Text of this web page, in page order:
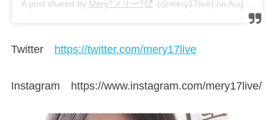
A post shared by Mery?メリー? (@mery17live) on Aug 7, 2019 at 1:19am PDT
Twitter https://twitter.com/mery17live
Instagram https://www.instagram.com/mery17live/